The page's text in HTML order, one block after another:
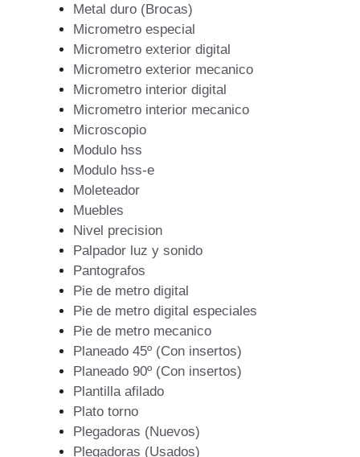
Metal duro (Brocas)
Micrometro especial
Micrometro exterior digital
Micrometro exterior mecanico
Micrometro interior digital
Micrometro interior mecanico
Microscopio
Modulo hss
Modulo hss-e
Moleteador
Muebles
Nivel precision
Palpador luz y sonido
Pantografos
Pie de metro digital
Pie de metro digital especiales
Pie de metro mecanico
Planeado 45º (Con insertos)
Planeado 90º (Con insertos)
Plantilla afilado
Plato torno
Plegadoras (Nuevos)
Plegadoras (Usados)